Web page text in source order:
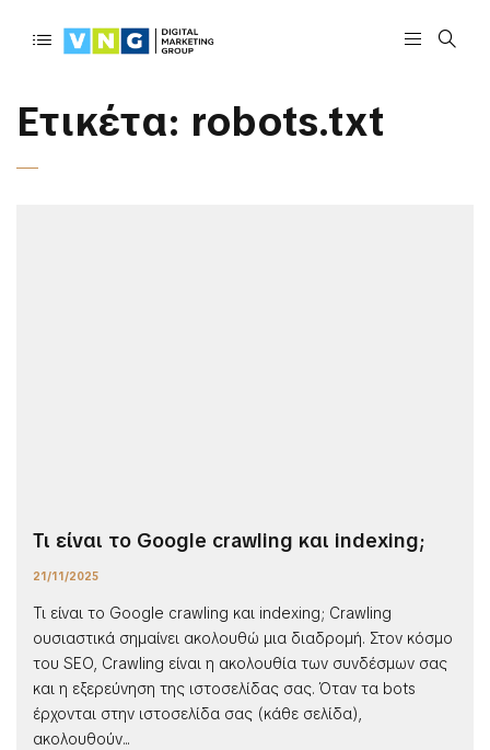
Ετικέτα: robots.txt
Τι είναι το Google crawling και indexing;
21/11/2025
Τι είναι το Google crawling και indexing; Crawling
ουσιαστικά σημαίνει ακολουθώ μια διαδρομή. Στον κόσμο
του SEO, Crawling είναι η ακολουθία των συνδέσμων σας
και η εξερεύνηση της ιστοσελίδας σας. Όταν τα bots
έρχονται στην ιστοσελίδα σας (κάθε σελίδα),
ακολουθούν...